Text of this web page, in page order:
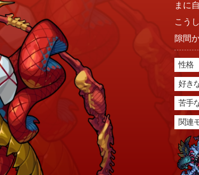
まに
こう
隙間
性格
好き
苦手
関連